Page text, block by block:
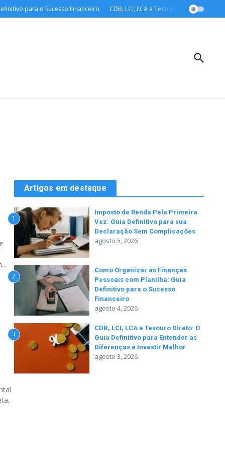
para o Sucesso Financeiro CDB, LCI, LCA e Tesouro Direto: O Guia
Artigos em destaque
1
Imposto de Renda Pela Primeira
Vez: Guia Definitivo para sua
Declaração Sem Complicações
agosto 5, 2026
2
Como Organizar as Finanças
Pessoais com Planilha: Guia
Definitivo para o Sucesso
Financeiro
agosto 4, 2026
3
CDB, LCI, LCA e Tesouro Direto: O
Guia Definitivo para Entender as
Diferenças e Investir Melhor
agosto 3, 2026